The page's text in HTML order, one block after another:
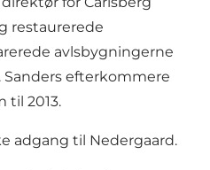
restaurerede
avlsbygningerne
efterkommere
til 2013.
adgang til Nedergaard.